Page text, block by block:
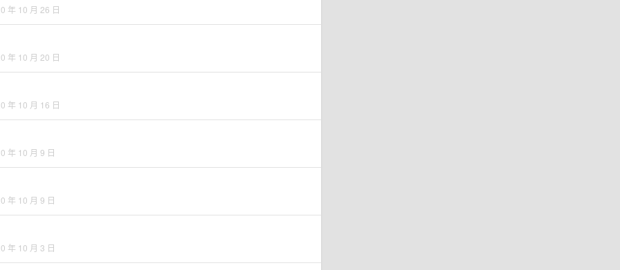
年 10 月 26 日
年 10 月 20 日
年 10 月 16 日
年 10 月 9 日
年 10 月 9 日
年 10 月 3 日